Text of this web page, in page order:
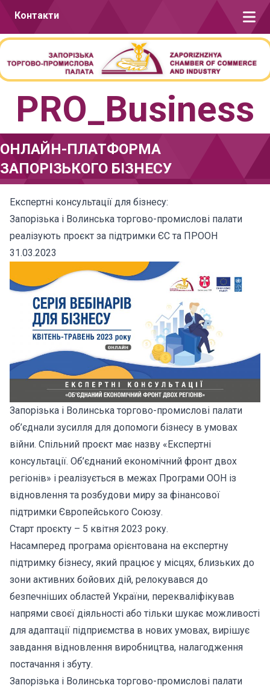
Контакти
PRO_Business
ОНЛАЙН-ПЛАТФОРМА
ЗАПОРІЗЬКОГО БІЗНЕСУ
Експертні консультації для бізнесу:
Запорізька і Волинська торгово-промислові палати
реалізують проєкт за підтримки ЄС та ПРООН
31.03.2023
Запорізька і Волинська торгово-промислові палати
об’єднали зусилля для допомоги бізнесу в умовах
війни. Спільний проєкт має назву «Експертні
консультації. Об’єднаний економічний фронт двох
регіонів» і реалізується в межах Програми ООН із
відновлення та розбудови миру за фінансової
підтримки Європейського Союзу.
Старт проєкту – 5 квітня 2023 року.
Насамперед програма орієнтована на експертну
підтримку бізнесу, який працює у місцях, близьких до
зони активних бойових дій, релокувався до
безпечніших областей України, перекваліфікував
напрями своєї діяльності або тільки шукає можливості
для адаптації підприємства в нових умовах, вирішує
завдання відновлення виробництва, налагодження
постачання і збуту.
Запорізька і Волинська торгово-промислові палати